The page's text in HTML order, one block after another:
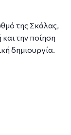
της Σκάλας,
την ποίηση
δημιουργία.